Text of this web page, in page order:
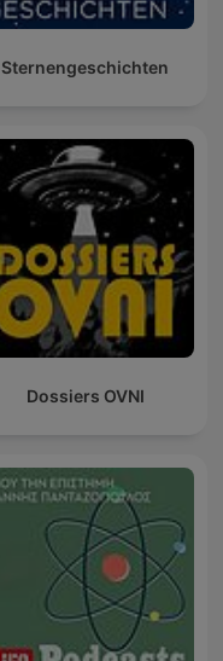
Sternengeschichten
Dossiers OVNI